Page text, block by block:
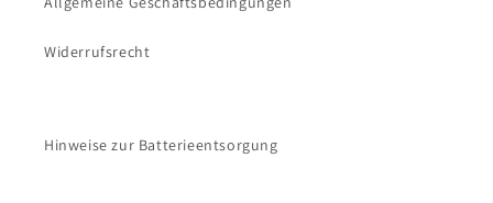
Widerrufsrecht
Hinweise zur Batterieentsorgung